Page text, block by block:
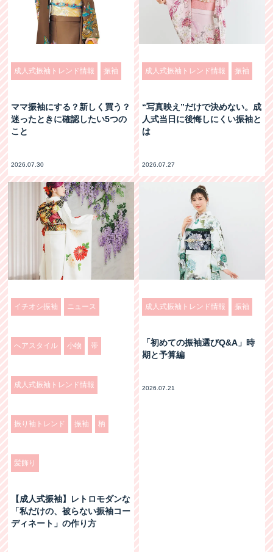
成人式振袖トレンド情報 振袖
ママ振袖にする？新しく買う？
迷ったときに確認したい5つの
こと
2026.07.30
成人式振袖トレンド情報 振袖
“写真映え”だけで決めない。成
人式当日に後悔しにくい振袖と
は
2026.07.27
イチオシ振袖 ニュース
へアスタイル 小物 帯
成人式振袖トレンド情報
振り袖トレンド 振袖 柄
髪飾り
【成人式振袖】レトロモダンな
「私だけの、被らない振袖コー
ディネート」の作り方
成人式振袖トレンド情報 振袖
「初めての振袖選びQ&A」時
期と予算編
2026.07.21